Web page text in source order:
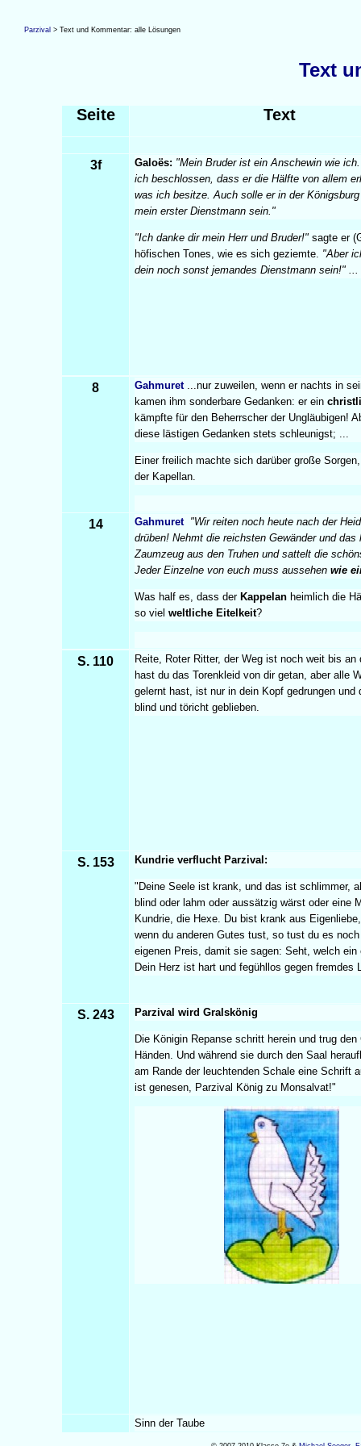
Parzival > Text und Kommentar: alle Lösungen
Text
Seite Text
3f Galoës: "Mein Bruder ist ein Anschewin wie
ich beschlossen, dass er die Hälfte von allem
was ich besitze. Auch solle er in der
mein erster Dienstmann sein."
"Ich danke dir mein Herr und Bruder!" sagte er
höfischen Tones, wie es sich geziemte. "Aber
dein noch sonst jemandes Dienstmann sein!" ...
8 Gahmuret...nur zuweilen, wenn er nachts in
kamen ihm sonderbare Gedanken: er ein
kämpfte für den Beherrscher der Ungläubigen!
diese lästigen Gedanken stets schleunigst; ...
Einer freilich machte sich darüber große
der Kapellan.
14 Gahmuret "Wir reiten noch heute nach der
drüben! Nehmt die reichsten Gewänder und das
Zaumzeug aus den Truhen und sattelt die
Jeder Einzelne von euch muss aussehen wie
Was half es, dass der Kappelan heimlich die
so viel weltliche Eitelkeit?
S. 110
Reite, Roter Ritter, der Weg ist noch weit bis an
hast du das Torenkleid von dir getan, aber alle
gelernt hast, ist nur in dein Kopf gedrungen und
blind und töricht geblieben.
S. 153 Kundrie verflucht Parzival:
"Deine Seele ist krank, und das ist schlimmer,
blind oder lahm oder aussätzig wärst oder eine
Kundrie, die Hexe. Du bist krank aus
wenn du anderen Gutes tust, so tust du es
eigenen Preis, damit sie sagen: Seht, welch ein
Dein Herz ist hart und fegühllos gegen fremdes
S. 243 Parzival wird Gralskönig
Die Königin Repanse schritt herein und trug den
Händen. Und während sie durch den Saal
am Rande der leuchtenden Schale eine Schrift
ist genesen, Parzival König zu Monsalvat!"
Sinn der Taube